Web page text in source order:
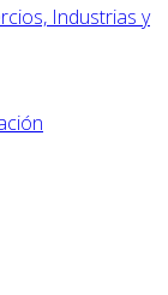
Industrias y